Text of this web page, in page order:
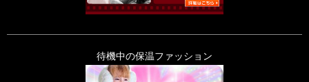
待機中の保温ファッション